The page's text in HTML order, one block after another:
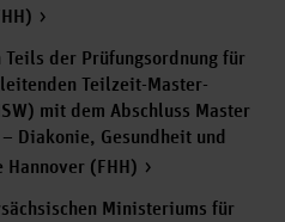
Teils der Prüfungsordnung für
Teilzeit-Master-
mit dem Abschluss Master
Diakonie, Gesundheit und
Hannover (FHH)
Ministeriums für